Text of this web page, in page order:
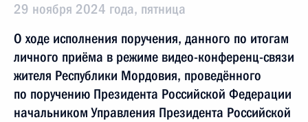
29 ноября 2024 года, пятница
О ходе исполнения поручения, данного по итогам
личного приёма в режиме видео-конференц-связи
жителя Республики Мордовия, проведённого
по поручению Президента Российской Федерации
начальником Управления Президента Российской